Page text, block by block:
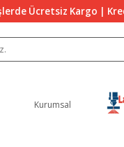
Ücretsiz Kargo |
Kurumsal